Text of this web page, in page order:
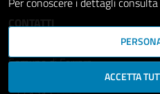
CONTATTI
Comune di Ferrara
Piazza del Municipio, 2ACCETTA